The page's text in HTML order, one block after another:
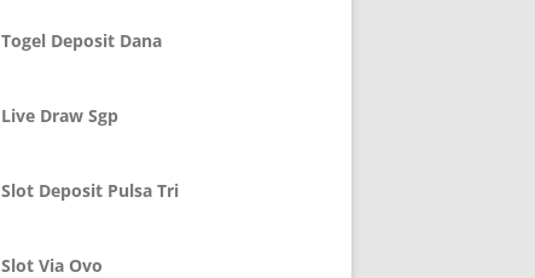
Togel Deposit Dana
Live Draw Sgp
Slot Deposit Pulsa Tri
Slot Via Ovo